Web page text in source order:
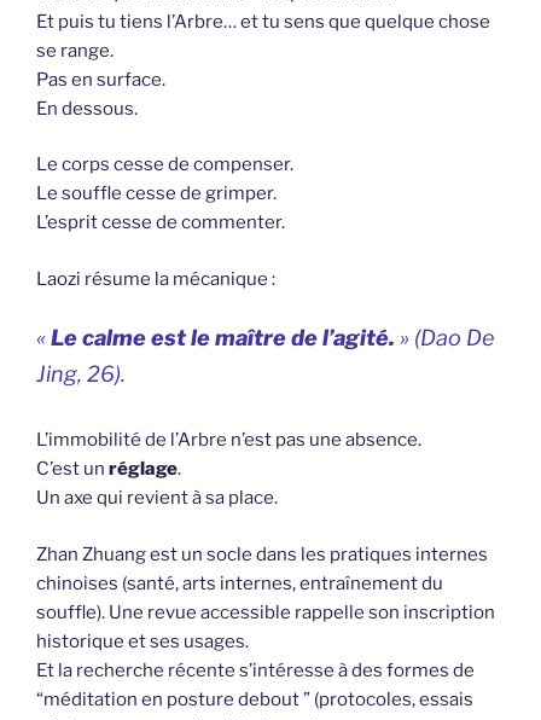
Et puis tu tiens l’Arbre… et tu sens que quelque chose
se range.
Pas en surface.
En dessous.
Le corps cesse de compenser.
Le souffle cesse de grimper.
L’esprit cesse de commenter.
Laozi résume la mécanique :
«Le calme est le maître de l’agité. » (Dao De
Jing, 26).
L’immobilité de l’Arbre n’est pas une absence.
C’est un réglage.
Un axe qui revient à sa place.
Zhan Zhuang est un socle dans les pratiques internes
chinoises (santé, arts internes, entraînement du
souffle). Une revue accessible rappelle son inscription
historique et ses usages.
Et la recherche récente s’intéresse à des formes de
“méditation en posture debout ” (protocoles, essais